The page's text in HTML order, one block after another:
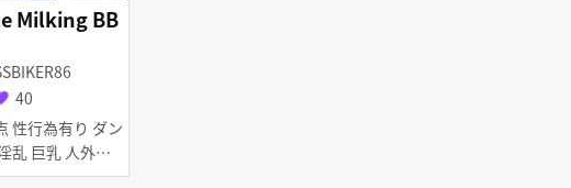
Milking BB
40
ピアス・装飾品 パイズリ